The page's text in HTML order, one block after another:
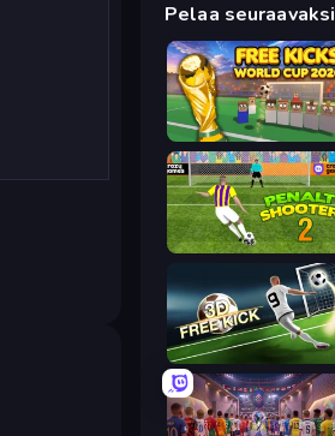
Pelaa seuraavaksi
Free Kicks World Cup 2026
Penalty Shooters 2
Free Kick Classic (3D Free Kick)